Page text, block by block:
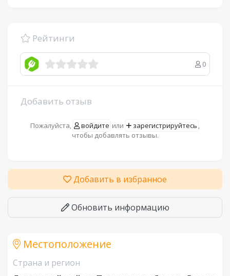
Рейтинги
0
Добавить отзыв
Пожалуйста, войдите или зарегистрируйтесь ,
чтобы добавлять отзывы.
Добавить в избранное
Обновить информацию
Местоположение
Страна и регион